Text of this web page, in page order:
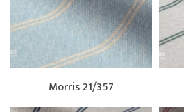
Morris 21/357